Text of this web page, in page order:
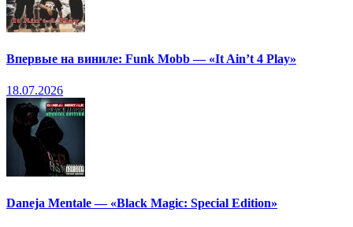
Впервые на виниле: Funk Mobb — «It Ain’t 4 Play»
18.07.2026
Daneja Mentale — «Black Magic: Special Edition»